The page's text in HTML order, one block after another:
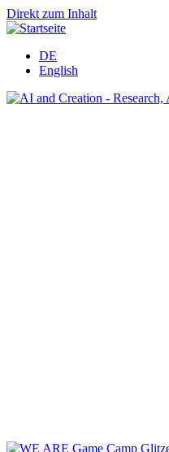
Direkt zum Inhalt
DE
English